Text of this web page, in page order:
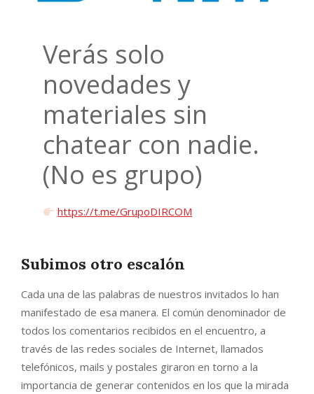
Verás solo
novedades y
materiales sin
chatear con nadie.
(No es grupo)
https://t.me/GrupoDIRCOM
Subimos otro escalón
Cada una de las palabras de nuestros invitados lo han
manifestado de esa manera. El común denominador de
todos los comentarios recibidos en el encuentro, a
través de las redes sociales de Internet, llamados
telefónicos, mails y postales giraron en torno a la
importancia de generar contenidos en los que la mirada